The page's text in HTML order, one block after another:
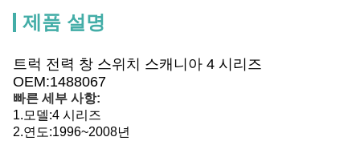
제품 설명
트럭 전력 창 스위치 스캐니아 4 시리즈
OEM:1488067
빠른 세부 사항:
1. 모델:4 시리즈
2.연도:1996~2008년